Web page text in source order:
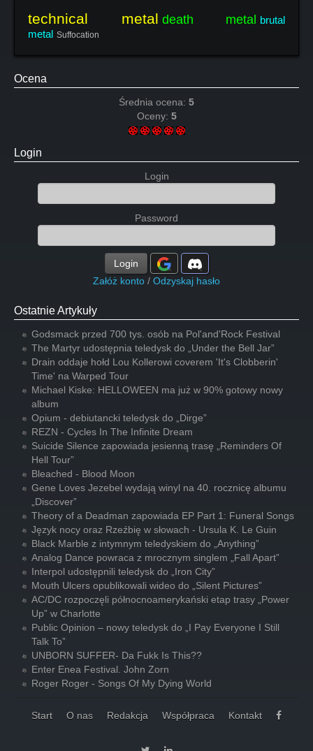
technical metal death metal brutal
metal Suffocation
Ocena
Średnia ocena: 5
Oceny: 5
Login
Login
Password
Login
Załóż konto / Odzyskaj hasło
Ostatnie Artykuły
Godsmack przed 700 tys. osób na Pol'and'Rock Festival
The Martyr udostępnia teledysk do „Under the Bell Jar”
Drain oddaje hołd Lou Kollerowi coverem 'It's Clobberin'
Time' na Warped Tour
Michael Kiske: HELLOWEEN ma już w 90% gotowy nowy
album
Opium - debiutancki teledysk do „Dirge”
REZN - Cycles In The Infinite Dream
Suicide Silence zapowiada jesienną trasę „Reminders Of
Hell Tour”
Bleached - Blood Moon
Gene Loves Jezebel wydają winyl na 40. rocznicę albumu
„Discover”
Theory of a Deadman zapowiada EP Part 1: Funeral Songs
Język nocy oraz Rzeźbię w słowach - Ursula K. Le Guin
Black Marble z intymnym teledyskiem do „Anything”
Analog Dance powraca z mrocznym singlem „Fall Apart”
Interpol udostępnili teledysk do „Iron City”
Mouth Ulcers opublikowali wideo do „Silent Pictures”
AC/DC rozpoczęli północnoamerykański etap trasy „Power
Up” w Charlotte
Public Opinion – nowy teledysk do „I Pay Everyone I Still
Talk To”
UNBORN SUFFER- Da Fukk Is This??
Enter Enea Festival. John Zorn
Roger Roger - Songs Of My Dying World
Start O nas Redakcja Współpraca Kontakt